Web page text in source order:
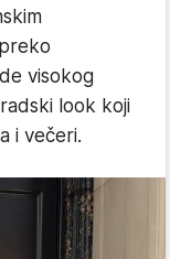
visokog
look koji
i večeri.